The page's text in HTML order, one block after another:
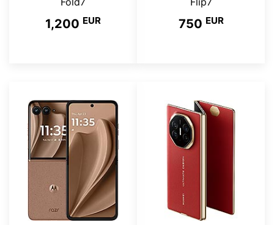
1,200 EUR 750 EUR